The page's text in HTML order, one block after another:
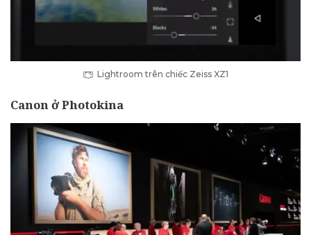
Lightroom trên chiếc Zeiss XZ1
Canon ở Photokina